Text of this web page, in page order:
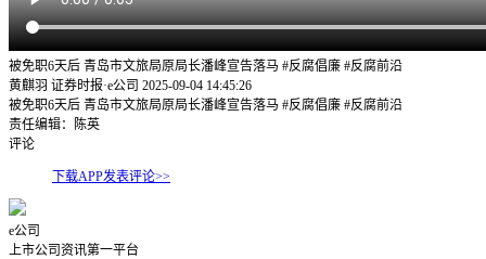
被免职6天后 青岛市文旅局原局长潘峰宣告落马 #反腐倡廉 #反腐前沿
黄麒羽 证券时报·e公司 2025-09-04 14:45:26
被免职6天后 青岛市文旅局原局长潘峰宣告落马 #反腐倡廉 #反腐前沿
责任编辑：陈英
评论
下载APP发表评论>>
e公司
上市公司资讯第一平台